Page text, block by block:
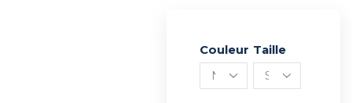
Couleur Taille
Alternative: